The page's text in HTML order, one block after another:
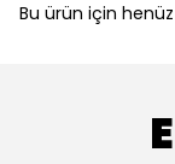
Bu ürün için